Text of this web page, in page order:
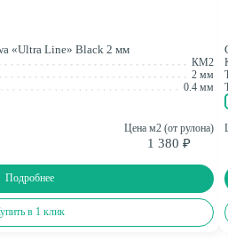
«Ultra Line» Black 2 мм
КМ2
2 мм
0.4 мм
Цена м2 (от рулона)
1 380 ₽
Подробнее
в 1 клик